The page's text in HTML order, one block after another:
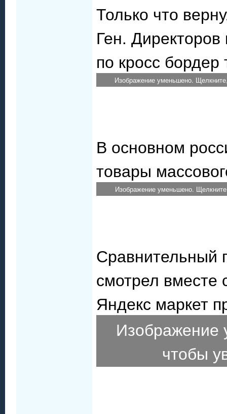
Только что
Ген.
по кросс
Изображение уменьшено.
В основном
товары
Изображение уменьшено.
Сравнительный
смотрел вместе
Яндекс маркет
чтобы